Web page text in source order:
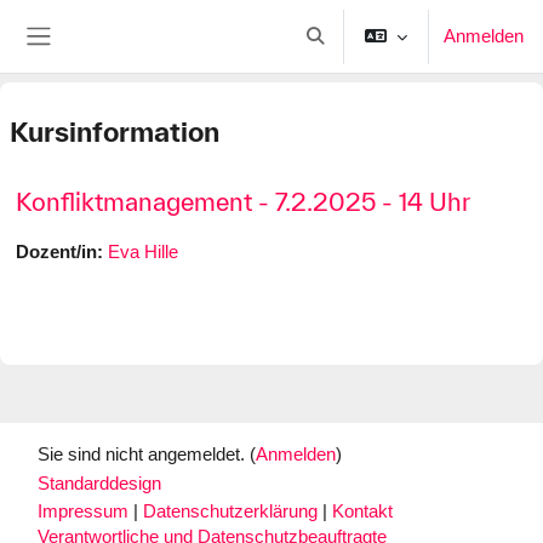
Sucheingabe umschalten
Anmelden
Kursinformation
Konfliktmanagement - 7.2.2025 - 14 Uhr
Dozent/in: Eva Hille
Sie sind nicht angemeldet. (Anmelden)
Standarddesign
Impressum
Datenschutzerklärung
Kontakt
Verantwortliche und Datenschutzbeauftragte